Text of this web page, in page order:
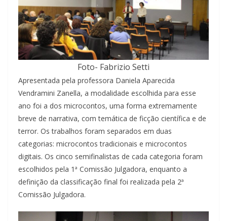
Foto- Fabrizio Setti
Apresentada pela professora Daniela Aparecida
Vendramini Zanella, a modalidade escolhida para esse
ano foi a dos microcontos, uma forma extremamente
breve de narrativa, com temática de ficção científica e de
terror. Os trabalhos foram separados em duas
categorias: microcontos tradicionais e microcontos
digitais. Os cinco semifinalistas de cada categoria foram
escolhidos pela 1ª Comissão Julgadora, enquanto a
definição da classificação final foi realizada pela 2ª
Comissão Julgadora.